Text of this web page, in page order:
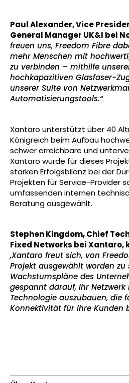
Paul Alexander, Vice
General Manager UK&I bei
freuen uns, Freedom Fibre
mehr Menschen mit
zu verbinden – mithilfe
hochkapazitiven Glasfaser-
unserer Suite von
Automatisierungstools.“
Xantaro unterstützt über 40
Königreich beim Aufbau
schwer erreichbare und
Xantaro wurde für dieses
starken Erfolgsbilanz bei der
Projekten für Service-Provider
umfassenden internen
Beratung ausgewählt.
Stephen Kingdom, Chief
Fixed Networks bei Xantaro,
„Xantaro freut sich, von
Projekt ausgewählt worden zu
Wachstumspläne des
gespannt darauf, ihr
Technologie auszubauen, die
Konnektivität für ihre Kunden